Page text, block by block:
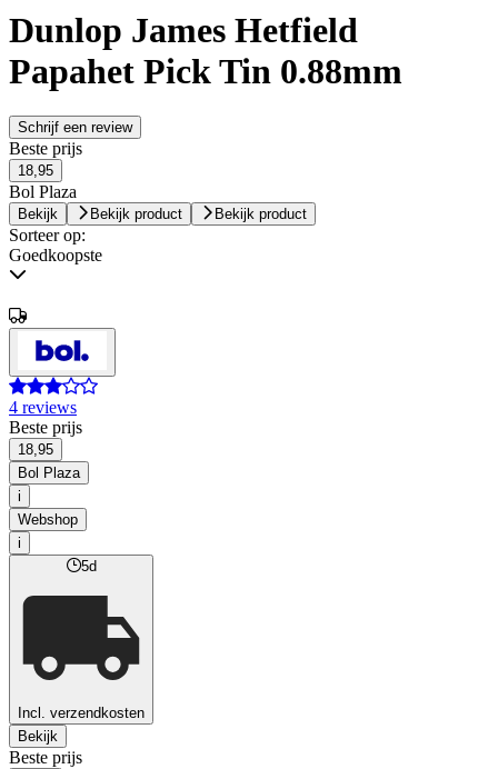
Dunlop James Hetfield
Papahet Pick Tin 0.88mm
Schrijf een review
Beste prijs
18,95
Bol Plaza
Bekijk Bekijk product Bekijk product
Sorteer op:
Goedkoopste
4 reviews
Beste prijs
18,95
Bol Plaza
i
Webshop
i
5d
Incl. verzendkosten
Bekijk
Beste prijs